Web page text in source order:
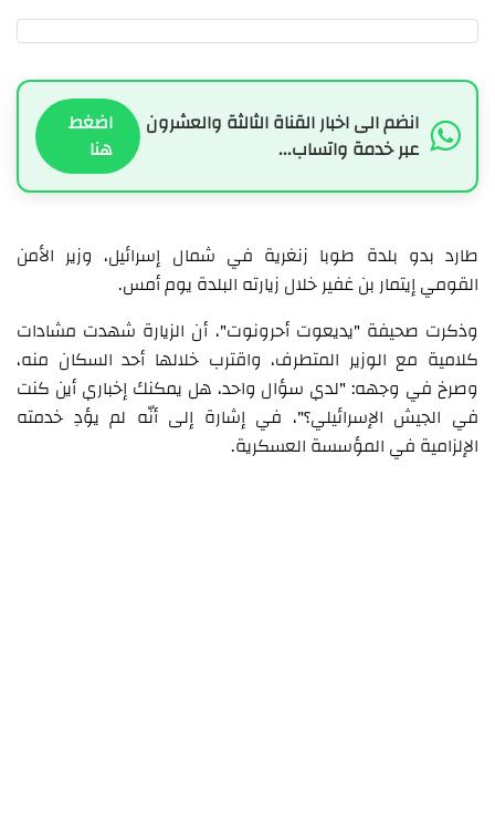
انضم الى اخبار القناة الثالثة والعشرون
عبر خدمة واتساب...
اضغط
هنا
طارد بدو بلدة طوبا زنغرية في شمال إسرائيل، وزير الأمن
القومي إيتمار بن غفير خلال زيارته البلدة يوم أمس.
وذكرت صحيفة "يديعوت أحرونوت"، أن الزيارة شهدت مشادات
كلامية مع الوزير المتطرف، واقترب خلالها أحد السكان منه،
وصرخ في وجهه: "لدي سؤال واحد، هل يمكنك إخباري أين كنت
في الجيش الإسرائيلي؟"، في إشارة إلى أنّه لم يؤدِ خدمته
الإلزامية في المؤسسة العسكرية.